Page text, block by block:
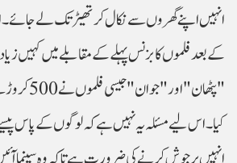
انہیں اپنے گھروں سے نکال کر تھیٹر تک لے
کے بعد فلموں کا بزنس پہلے کے مقابلے میں کہیں
"پٹھان" اور
کیا۔ اس لیے مسئلہ یہ نہیں ہے کہ لوگوں کے پاس